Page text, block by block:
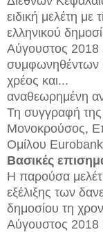
ειδική μελέτη με
ελληνικού
Αύγουστος 2018
συμφωνηθέντων
χρέος και...
αναθεωρημένη
Τη συγγραφή
Μονοκρούσος,
Ομίλου
Βασικές
Η παρούσα
εξέλιξης των
δημοσίου τη
Αύγουστος 2018